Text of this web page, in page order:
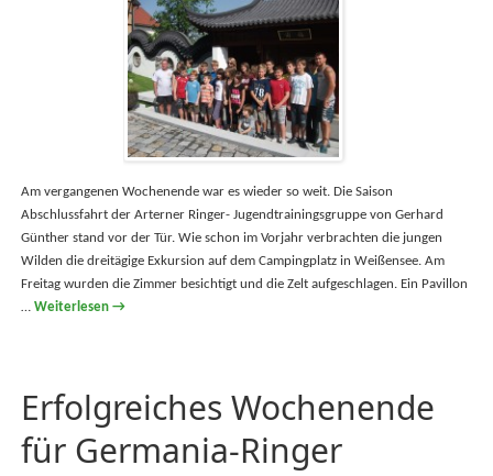
Am vergangenen Wochenende war es wieder so weit. Die Saison
Abschlussfahrt der Arterner Ringer- Jugendtrainingsgruppe von Gerhard
Günther stand vor der Tür. Wie schon im Vorjahr verbrachten die jungen
Wilden die dreitägige Exkursion auf dem Campingplatz in Weißensee. Am
Freitag wurden die Zimmer besichtigt und die Zelt aufgeschlagen. Ein Pavillon
… Weiterlesen →
Erfolgreiches Wochenende
für Germania-Ringer